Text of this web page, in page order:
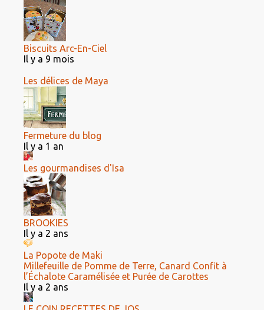
Biscuits Arc-En-Ciel
Il y a 9 mois
Les délices de Maya
Fermeture du blog
Il y a 1 an
Les gourmandises d'Isa
BROOKIES
Il y a 2 ans
La Popote de Maki
Millefeuille de Pomme de Terre, Canard Confit à
l’Échalote Caramélisée et Purée de Carottes
Il y a 2 ans